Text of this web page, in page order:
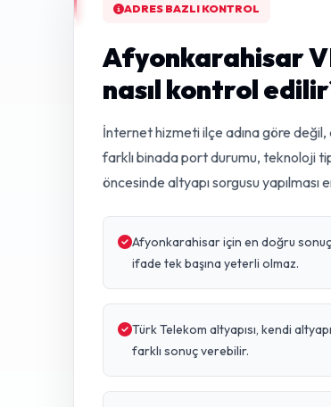
ADRES BAZLI KONTROL
Afyonkarahisar
nasıl kontrol
İnternet hizmeti ilçe adına göre
farklı binada port durumu, teknoloji
öncesinde altyapı sorgusu yapılması
Afyonkarahisar için en doğru sonuç
ifade tek başına yeterli olmaz.
Türk Telekom altyapısı, kendi
farklı sonuç verebilir.